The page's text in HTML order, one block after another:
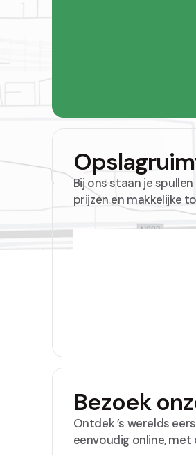
Bij ons staan je
prijzen en makkelijke
Bezoek
Ontdek ’s werelds
eenvoudig online,